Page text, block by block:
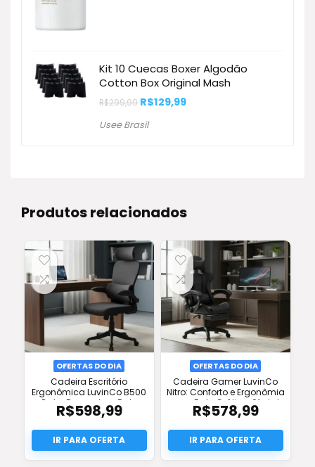
Kit 10 Cuecas Boxer Algodão
Cotton Box Original Mash
R$299,99 O
preço
original
era:
R$129,99O
Usee Brasil
Produtos relacionados
OFERTAS DO DIA
Cadeira Escritório
Ergonômica LuvinCo B500
Preto: Desconto + Frete
Grátis + Conforto Full
R$598,99
OFERTAS DO DIA
Cadeira Gamer LuvinCo
Nitro: Conforto e Ergonômia
com Frete Grátis e Oferta!
R$578,99